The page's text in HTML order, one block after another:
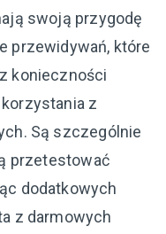
swoją przygodę
przewidywań, które
konieczności
z
Są szczególnie
przetestować
dodatkowych
z darmowych